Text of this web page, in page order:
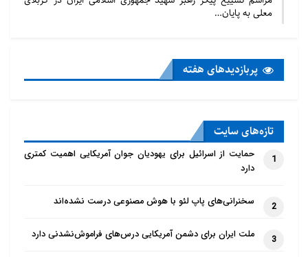
کنند..
کنیم.
معلی به پایان…
پربازدید‌های هفته
تازه‌‌های سایت
1
حمایت از اسرائیل برای یهودیان جوان آمریکایی اهمیت کمتری
دارد
2 سخنرانی‌های پاپ لئو با هوش مصنوعی درست نشده‌اند
3 ملت ایران برای دشمن آمریکایی درس‌های فراموش‌نشدنی دارد